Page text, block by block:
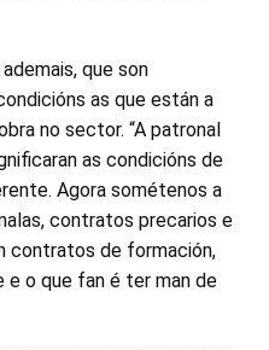
que son
as que están a
no sector. “A patronal
as condicións de
Agora sométenos a
contratos precarios e
contratos de formación,
e o que fan é ter man de